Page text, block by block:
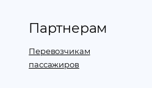
Партнерам
Перевозчикам
пассажиров